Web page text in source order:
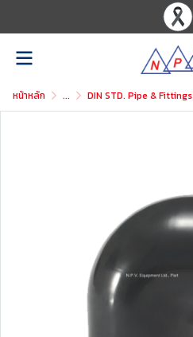
หน้าหลัก ... DIN STD. Pipe & Fittings